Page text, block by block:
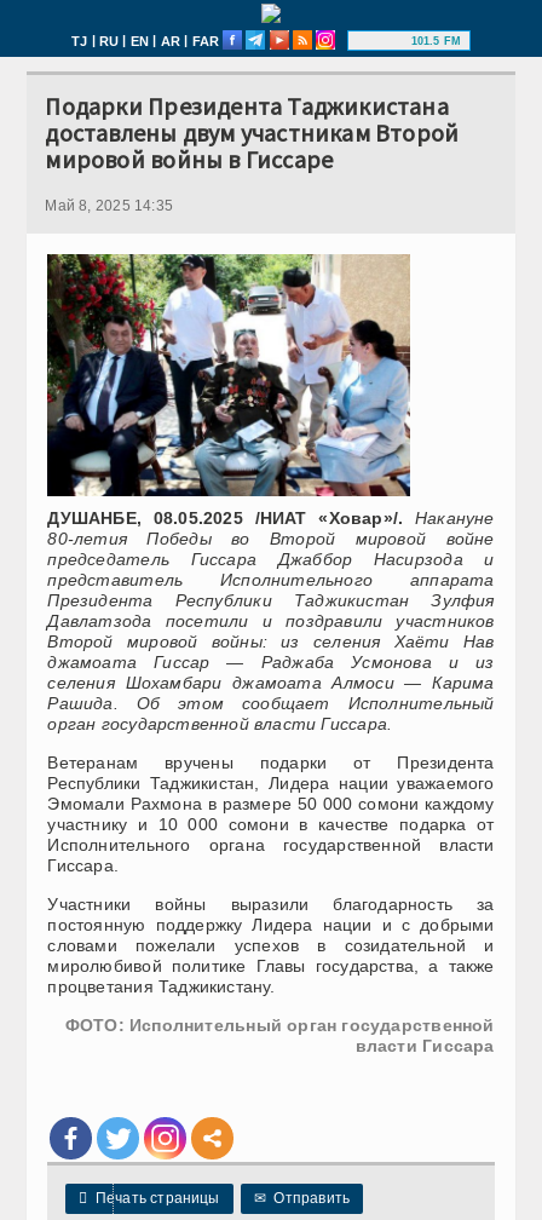
TJ | RU | EN | AR | FAR 101.5 FM
Подарки Президента Таджикистана
доставлены двум участникам Второй
мировой войны в Гиссаре
Май 8, 2025 14:35
ДУШАНБЕ, 08.05.2025 /НИАТ «Ховар»/.
Накануне
80-летия Победы во Второй мировой войне
председатель Гиссара Джаббор Насирзода и
представитель Исполнительного аппарата
Президента Республики Таджикистан Зулфия
Давлатзода посетили и поздравили участников
Второй мировой войны: из селения Хаёти Нав
джамоата Гиссар — Раджаба Усмонова и из
селения Шохамбари джамоата Алмоси — Карима
Рашида. Об этом сообщает Исполнительный
орган государственной власти Гиссара.
Ветеранам вручены подарки от Президента
Республики Таджикистан, Лидера нации уважаемого
Эмомали Рахмона в размере 50 000 сомони каждому
участнику и 10 000 сомони в качестве подарка от
Исполнительного органа государственной власти
Гиссара.
Участники войны выразили благодарность за
постоянную поддержку Лидера нации и с добрыми
словами пожелали успехов в созидательной и
миролюбивой политике Главы государства, а также
процветания Таджикистану.
ФОТО: Исполнительный орган государственной
власти Гиссара
 Печать страницы ✉ Отправить